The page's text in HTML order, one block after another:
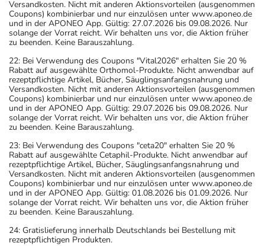
Versandkosten. Nicht mit anderen Aktionsvorteilen (ausgenommen
Coupons) kombinierbar und nur einzulösen unter www.aponeo.de
und in der APONEO App. Gültig: 27.07.2026 bis 09.08.2026. Nur
solange der Vorrat reicht. Wir behalten uns vor, die Aktion früher
zu beenden. Keine Barauszahlung.
22: Bei Verwendung des Coupons "Vital2026" erhalten Sie 20 %
Rabatt auf ausgewählte Orthomol-Produkte. Nicht anwendbar auf
rezeptpflichtige Artikel, Bücher, Säuglingsanfangsnahrung und
Versandkosten. Nicht mit anderen Aktionsvorteilen (ausgenommen
Coupons) kombinierbar und nur einzulösen unter www.aponeo.de
und in der APONEO App. Gültig: 29.07.2026 bis 09.08.2026. Nur
solange der Vorrat reicht. Wir behalten uns vor, die Aktion früher
zu beenden. Keine Barauszahlung.
23: Bei Verwendung des Coupons "ceta20" erhalten Sie 20 %
Rabatt auf ausgewählte Cetaphil-Produkte. Nicht anwendbar auf
rezeptpflichtige Artikel, Bücher, Säuglingsanfangsnahrung und
Versandkosten. Nicht mit anderen Aktionsvorteilen (ausgenommen
Coupons) kombinierbar und nur einzulösen unter www.aponeo.de
und in der APONEO App. Gültig: 01.08.2026 bis 01.09.2026. Nur
solange der Vorrat reicht. Wir behalten uns vor, die Aktion früher
zu beenden. Keine Barauszahlung.
24: Gratislieferung innerhalb Deutschlands bei Bestellung mit
rezeptpflichtigen Produkten.